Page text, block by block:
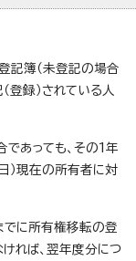
記簿（未登記の場合
登録）されている人
あっても、その1年
）現在の所有者に対
でに所有権移転の登
れば、翌年度分につ